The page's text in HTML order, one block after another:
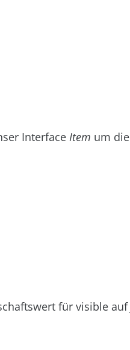
Interface Item um die
für visible auf